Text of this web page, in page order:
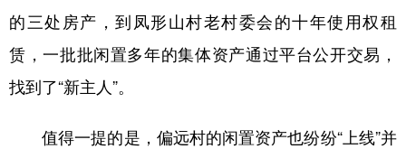
的三处房产，到凤形山村老村委会的十年使用权租
赁，一批批闲置多年的集体资产通过平台公开交易，
找到了“新主人”。
值得一提的是，偏远村的闲置资产也纷纷“上线”并